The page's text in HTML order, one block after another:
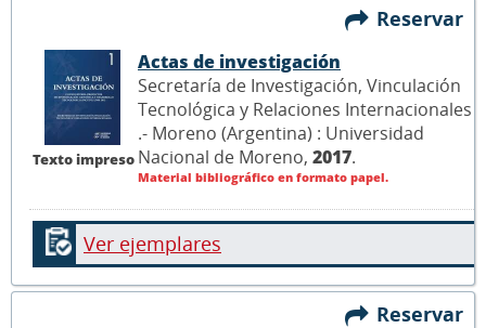
Reservar
Texto impreso
Actas de investigación
Secretaría de Investigación, Vinculación
Tecnológica y Relaciones Internacionales
.- Moreno (Argentina) : Universidad
Nacional de Moreno, 2017.
Material bibliográfico en formato papel.
Ver ejemplares
Reservar